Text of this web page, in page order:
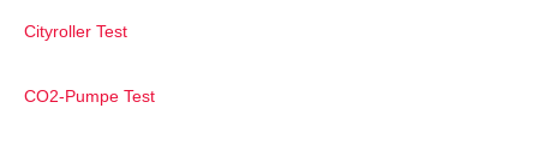
Cityroller Test
CO2-Pumpe Test